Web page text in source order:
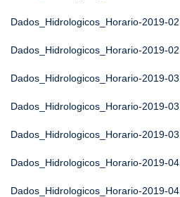
Dados_Hidrologicos_Horario-2019-02
Dados_Hidrologicos_Horario-2019-02
Dados_Hidrologicos_Horario-2019-03
Dados_Hidrologicos_Horario-2019-03
Dados_Hidrologicos_Horario-2019-03
Dados_Hidrologicos_Horario-2019-04
Dados_Hidrologicos_Horario-2019-04